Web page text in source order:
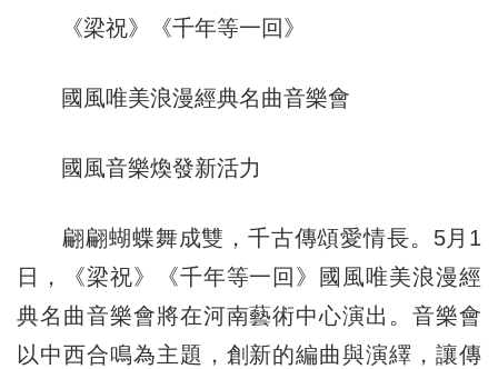
《梁祝》《千年等一回》
國風唯美浪漫經典名曲音樂會
國風音樂煥發新活力
翩翩蝴蝶舞成雙，千古傳頌愛情長。5月1
日，《梁祝》《千年等一回》國風唯美浪漫經
典名曲音樂會將在河南藝術中心演出。音樂會
以中西合鳴為主題，創新的編曲與演繹，讓傳